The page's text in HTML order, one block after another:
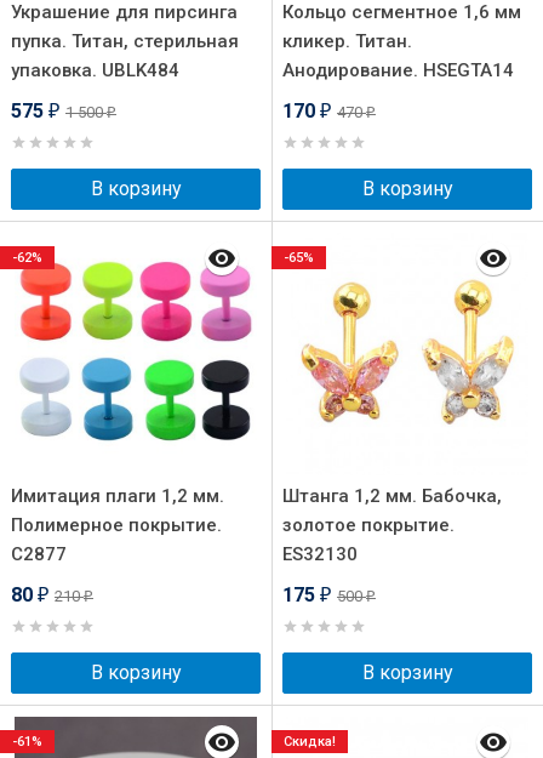
Украшение для пирсинга
пупка. Титан, стерильная
упаковка. UBLK484
575 ₽ 1 500₽
В корзину
Кольцо сегментное 1,6 мм
кликер. Титан.
Анодирование. HSEGTA14
170 ₽ 470₽
В корзину
Имитация плаги 1,2 мм.
Полимерное покрытие.
C2877
80 ₽ 210₽
В корзину
-62%
Штанга 1,2 мм. Бабочка,
золотое покрытие.
ES32130
175 ₽ 500₽
В корзину
-65%
-61%
Скидка!